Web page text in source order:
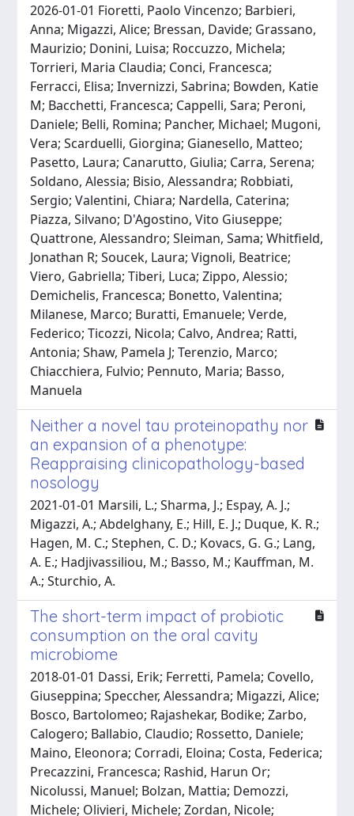
2026-01-01 Fioretti, Paolo Vincenzo; Barbieri,
Anna; Migazzi, Alice; Bressan, Davide; Grassano,
Maurizio; Donini, Luisa; Roccuzzo, Michela;
Torrieri, Maria Claudia; Conci, Francesca;
Ferracci, Elisa; Invernizzi, Sabrina; Bowden, Katie
M; Bacchetti, Francesca; Cappelli, Sara; Peroni,
Daniele; Belli, Romina; Pancher, Michael; Mugoni,
Vera; Scarduelli, Giorgina; Gianesello, Matteo;
Pasetto, Laura; Canarutto, Giulia; Carra, Serena;
Soldano, Alessia; Bisio, Alessandra; Robbiati,
Sergio; Valentini, Chiara; Nardella, Caterina;
Piazza, Silvano; D'Agostino, Vito Giuseppe;
Quattrone, Alessandro; Sleiman, Sama; Whitfield,
Jonathan R; Soucek, Laura; Vignoli, Beatrice;
Viero, Gabriella; Tiberi, Luca; Zippo, Alessio;
Demichelis, Francesca; Bonetto, Valentina;
Milanese, Marco; Buratti, Emanuele; Verde,
Federico; Ticozzi, Nicola; Calvo, Andrea; Ratti,
Antonia; Shaw, Pamela J; Terenzio, Marco;
Chiacchiera, Fulvio; Pennuto, Maria; Basso,
Manuela
Neither a novel tau proteinopathy nor
an expansion of a phenotype:
Reappraising clinicopathology-based
nosology
2021-01-01 Marsili, L.; Sharma, J.; Espay, A. J.;
Migazzi, A.; Abdelghany, E.; Hill, E. J.; Duque, K. R.;
Hagen, M. C.; Stephen, C. D.; Kovacs, G. G.; Lang,
A. E.; Hadjivassiliou, M.; Basso, M.; Kauffman, M.
A.; Sturchio, A.
The short-term impact of probiotic
consumption on the oral cavity
microbiome
2018-01-01 Dassi, Erik; Ferretti, Pamela; Covello,
Giuseppina; Speccher, Alessandra; Migazzi, Alice;
Bosco, Bartolomeo; Rajashekar, Bodike; Zarbo,
Calogero; Ballabio, Claudio; Rossetto, Daniele;
Maino, Eleonora; Corradi, Eloina; Costa, Federica;
Precazzini, Francesca; Rashid, Harun Or;
Nicolussi, Manuel; Bolzan, Mattia; Demozzi,
Michele; Olivieri, Michele; Zordan, Nicole;